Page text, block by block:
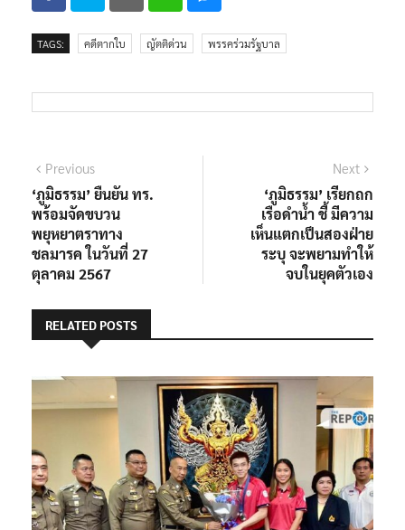
TAGS: คดีตากใบ ญัตติด่วน พรรคร่วมรัฐบาล
แนะแนว
เรื่อง
PreviousPrevious
post:
‘ภูมิธรรม’ ยืนยัน ทร.
พร้อมจัดขบวน
พยุหยาตราทาง
ชลมารค ในวันที่ 27
ตุลาคม 2567
Next
‘ภูมิธรรม’ เรียกถก
เรือดำน้ำ ชี้ มีความ
เห็นแตกเป็นสองฝ่าย
ระบุ จะพยามทำให้
จบในยุคตัวเอง
RELATED POSTS